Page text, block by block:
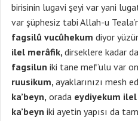
birisinin lugavi şeyi var yani
var şüphesiz tabi Allah-u
fagsilû vucûhekum diyor
ilel merâfik, dirseklere kadar
fagsilun iki tane mef’ulu var
ruusikum, ayaklarınızı mesh
ka’beyn, orada eydiyekum
ka’beyn iki ayetin yapısı da